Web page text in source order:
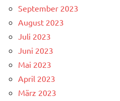
September 2023
August 2023
Juli 2023
Juni 2023
Mai 2023
April 2023
März 2023